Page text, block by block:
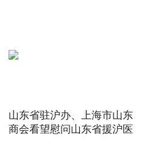
山东省驻沪办、上海市山东
商会看望慰问山东省援沪医